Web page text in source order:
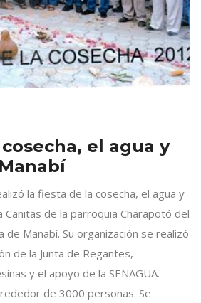
el agua y
la fiesta de la cosecha, el agua y
Cañitas de la parroquia Charapotó del
de Manabí. Su organización se realizó
de la Junta de Regantes,
y el apoyo de la SENAGUA.
de 3000 personas. Se